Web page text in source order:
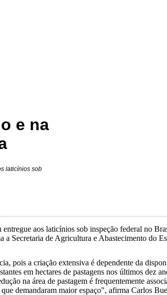
e na
laticínios sob
aos laticínios sob inspeção federal no
a Secretaria de Agricultura e Abastecimento do
pois a criação extensiva é dependente da
em hectares de pastagens nos últimos
na área de pastagem é frequentemente
demandaram maior espaço", afirma Carlos